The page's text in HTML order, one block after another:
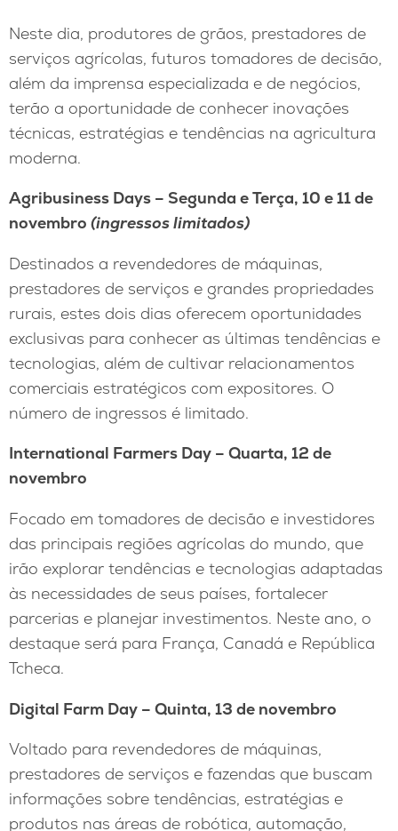
Neste dia, produtores de grãos, prestadores de
serviços agrícolas, futuros tomadores de decisão,
além da imprensa especializada e de negócios,
terão a oportunidade de conhecer inovações
técnicas, estratégias e tendências na agricultura
moderna.
Agribusiness Days – Segunda e Terça, 10 e 11 de
novembro (ingressos limitados)
Destinados a revendedores de máquinas,
prestadores de serviços e grandes propriedades
rurais, estes dois dias oferecem oportunidades
exclusivas para conhecer as últimas tendências e
tecnologias, além de cultivar relacionamentos
comerciais estratégicos com expositores. O
número de ingressos é limitado.
International Farmers Day – Quarta, 12 de
novembro
Focado em tomadores de decisão e investidores
das principais regiões agrícolas do mundo, que
irão explorar tendências e tecnologias adaptadas
às necessidades de seus países, fortalecer
parcerias e planejar investimentos. Neste ano, o
destaque será para França, Canadá e República
Tcheca.
Digital Farm Day – Quinta, 13 de novembro
Voltado para revendedores de máquinas,
prestadores de serviços e fazendas que buscam
informações sobre tendências, estratégias e
produtos nas áreas de robótica, automação,